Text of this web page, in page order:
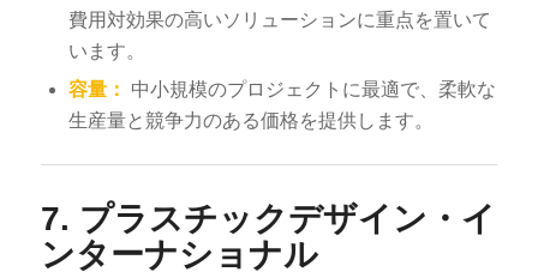
費用対効果の高いソリューションに重点を置いて
います。
容量：
中小規模のプロジェクトに最適で、柔軟な
生産量と競争力のある価格を提供します。
7. プラスチックデザイン・イ
ンターナショナル